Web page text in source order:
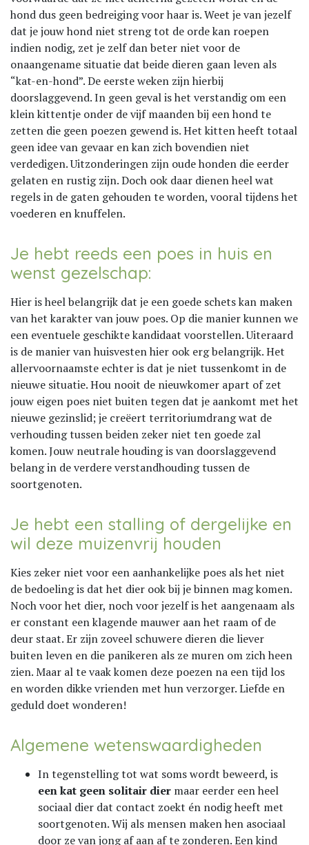
hond dus geen bedreiging voor haar is. Weet je van jezelf
dat je jouw hond niet streng tot de orde kan roepen
indien nodig, zet je zelf dan beter niet voor de
onaangename situatie dat beide dieren gaan leven als
“kat-en-hond”. De eerste weken zijn hierbij
doorslaggevend. In geen geval is het verstandig om een
klein kittentje onder de vijf maanden bij een hond te
zetten die geen poezen gewend is. Het kitten heeft totaal
geen idee van gevaar en kan zich bovendien niet
verdedigen. Uitzonderingen zijn oude honden die eerder
gelaten en rustig zijn. Doch ook daar dienen heel wat
regels in de gaten gehouden te worden, vooral tijdens het
voederen en knuffelen.
Je hebt reeds een poes in huis en
wenst gezelschap:
Hier is heel belangrijk dat je een goede schets kan maken
van het karakter van jouw poes. Op die manier kunnen we
een eventuele geschikte kandidaat voorstellen. Uiteraard
is de manier van huisvesten hier ook erg belangrijk. Het
allervoornaamste echter is dat je niet tussenkomt in de
nieuwe situatie. Hou nooit de nieuwkomer apart of zet
jouw eigen poes niet buiten tegen dat je aankomt met het
nieuwe gezinslid; je creëert territoriumdrang wat de
verhouding tussen beiden zeker niet ten goede zal
komen. Jouw neutrale houding is van doorslaggevend
belang in de verdere verstandhouding tussen de
soortgenoten.
Je hebt een stalling of dergelijke en
wil deze muizenvrij houden
Kies zeker niet voor een aanhankelijke poes als het niet
de bedoeling is dat het dier ook bij je binnen mag komen.
Noch voor het dier, noch voor jezelf is het aangenaam als
er constant een klagende mauwer aan het raam of de
deur staat. Er zijn zoveel schuwere dieren die liever
buiten leven en die panikeren als ze muren om zich heen
zien. Maar al te vaak komen deze poezen na een tijd los
en worden dikke vrienden met hun verzorger. Liefde en
geduld doet wonderen!
Algemene wetenswaardigheden
In tegenstelling tot wat soms wordt beweerd, is
een kat geen solitair dier maar eerder een heel
sociaal dier dat contact zoekt én nodig heeft met
soortgenoten. Wij als mensen maken hen asociaal
door ze van jong af aan af te zonderen. Een kind